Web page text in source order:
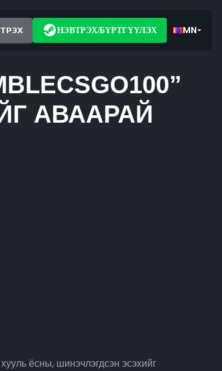
НЭВТРЭХ/БҮРТГҮҮЛЭХ MN
АВААРАЙ
ёсны, шинэчлэгдсэн эсэхийг